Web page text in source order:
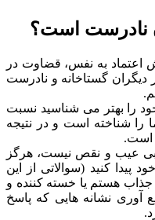
نادرست است؟
اعتماد به نفس، قضاوت در
گستاخانه و نادرست
را بهتر می شناسید نسبت
شناخته است و در نتیجه
است.
بی عیب و نقص نیست، هرگز
پیدا کنید (سوالاتی از این
جذاب هستم یا خسته کننده و
نشانه هایی که پاسخ